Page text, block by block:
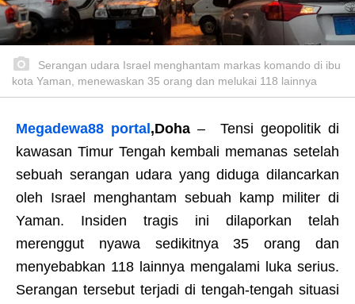
Serangan udara Israel menghantam markas komando di ibu
kota Yaman, menewaskan 35 orang dan melukai 118 lainnya
Megadewa88 portal ,Doha – Tensi geopolitik di
kawasan Timur Tengah kembali memanas setelah
sebuah serangan udara yang diduga dilancarkan
oleh Israel menghantam sebuah kamp militer di
Yaman. Insiden tragis ini dilaporkan telah
merenggut nyawa sedikitnya 35 orang dan
menyebabkan 118 lainnya mengalami luka serius.
Serangan tersebut terjadi di tengah-tengah situasi